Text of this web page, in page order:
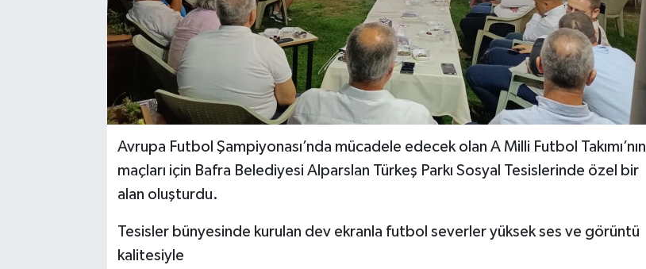
Avrupa Futbol Şampiyonası’nda mücadele edecek olan A Milli Futbol Takımı’nın
maçları için Bafra Belediyesi Alparslan Türkeş Parkı Sosyal Tesislerinde özel bir
alan oluşturdu.
Tesisler bünyesinde kurulan dev ekranla futbol severler yüksek ses ve görüntü
kalitesiyle